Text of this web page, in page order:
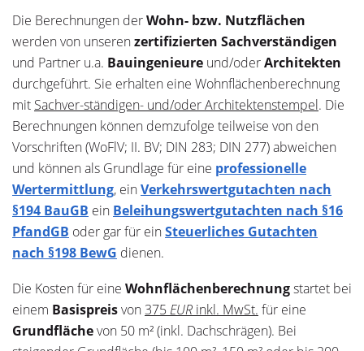
Die Berechnungen derWohn- bzw. Nutzflächen
werden von unserenzertifizierten Sachverständigen
und Partner u.a. Bauingenieure und/oderArchitekten
durchgeführt. Sie erhalten eine Wohnflächenberechnung
mit Sachver-ständigen- und/oder Architektenstempel. Die
Berechnungen können demzufolge teilweise von den
Vorschriften (WoFlV; II. BV; DIN 283; DIN 277) abweichen
und können als Grundlage für eine professionelle
Wertermittlung, einVerkehrswertgutachten nach
§194 BauGB ein Beleihungswertgutachten nach §16
PfandGB oder gar für einSteuerliches Gutachten
nach §198 BewG dienen.
Die Kosten für eine Wohnflächenberechnungstartet bei
einem Basispreisvon375 EUR inkl. MwSt. für eine
Grundflächevon 50 m² (inkl. Dachschrägen). Bei